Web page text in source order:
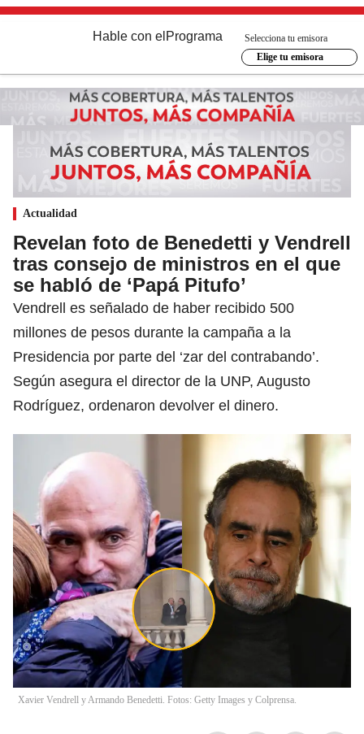
Hable con el Programa
Selecciona tu emisora
Elige tu emisora
Actualidad
Revelan foto de Benedetti y Vendrell
tras consejo de ministros en el que
se habló de ‘Papá Pitufo’
Vendrell es señalado de haber recibido 500
millones de pesos durante la campaña a la
Presidencia por parte del ‘zar del contrabando’.
Según asegura el director de la UNP, Augusto
Rodríguez, ordenaron devolver el dinero.
Xavier Vendrell y Armando Benedetti. Fotos: Getty Images y Colprensa.